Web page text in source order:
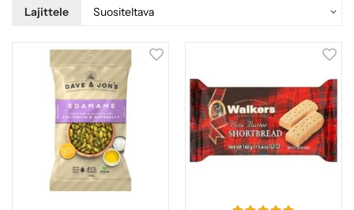
Lajittele